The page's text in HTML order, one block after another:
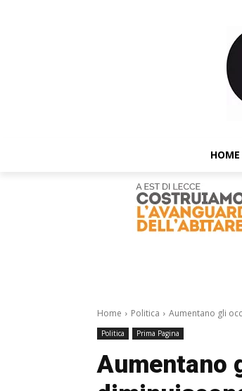
HOME
Home Politica Aumentano gli
Politica Prima Pagina
Aumentano